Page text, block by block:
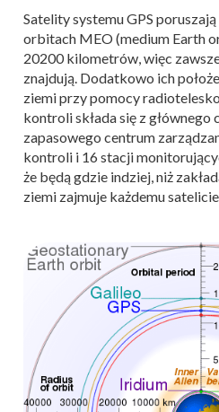
Satelity systemu GPS
orbitach MEO (medium Earth
20200 kilometrów, więc
znajdują. Dodatkowo ich
ziemi przy pomocy
kontroli składa się z głównego
zapasowego centrum
kontroli i 16 stacji
że będą gdzie indziej, niż
ziemi zajmuje każdemu